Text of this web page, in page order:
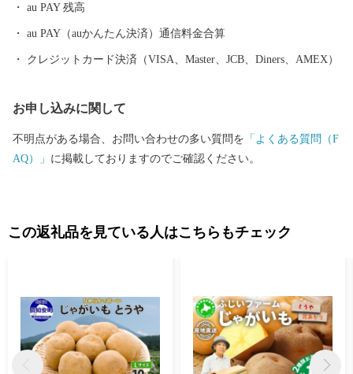
au PAY 残高
au PAY（auかんたん決済）通信料金合算
クレジットカード決済（VISA、Master、JCB、Diners、AMEX）
お申し込みに関して
不明点がある場合、お問い合わせの多い質問を 「よくある質問（F
AQ）」 に掲載しておりますのでご確認ください。
この返礼品を見ている人はこちらもチェック